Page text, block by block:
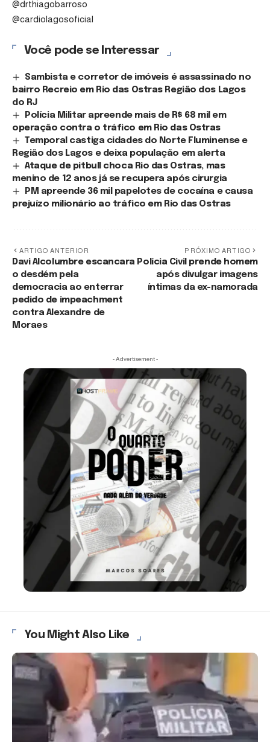
@drthiagobarroso
@cardiolagosoficial
Você pode se Interessar
Sambista e corretor de imóveis é assassinado no
bairro Recreio em Rio das Ostras Região dos Lagos
do RJ
Polícia Militar apreende mais de R$ 68 mil em
operação contra o tráfico em Rio das Ostras
Temporal castiga cidades do Norte Fluminense e
Região dos Lagos e deixa população em alerta
Ataque de pitbull choca Rio das Ostras, mas
menino de 12 anos já se recupera após cirurgia
PM apreende 36 mil papelotes de cocaína e causa
prejuízo milionário ao tráfico em Rio das Ostras
ARTIGO ANTERIOR
Davi Alcolumbre escancara
o desdém pela
democracia ao enterrar
pedido de impeachment
contra Alexandre de
Moraes
PRÓXIMO ARTIGO
Polícia Civil prende homem
após divulgar imagens
íntimas da ex-namorada
- Advertisement -
You Might Also Like